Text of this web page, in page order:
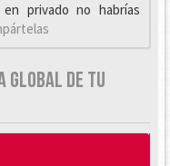
privado no habrías
GLOBAL DE TU